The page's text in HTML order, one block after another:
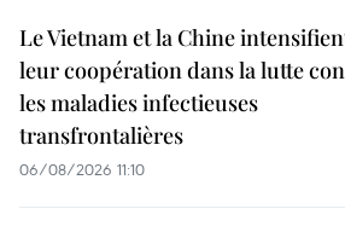
Le Vietnam et la Chine
leur coopération dans la lutte
les maladies infectieuses
transfrontalières
06/08/2026 11:10